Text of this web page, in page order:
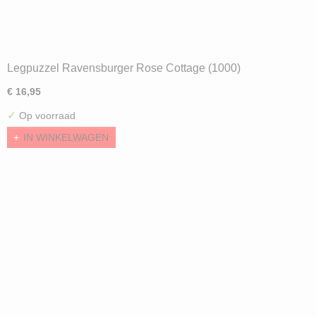
Legpuzzel Ravensburger Rose Cottage (1000)
€ 16,95
✓ Op voorraad
IN WINKELWAGEN